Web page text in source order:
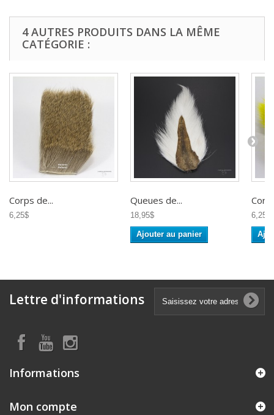
4 AUTRES PRODUITS DANS LA MÊME
CATÉGORIE :
Corps de...
6,25$
Queues de...
18,95$
Ajouter au panier
6,25$
Lettre d'informations
Informations
Mon compte